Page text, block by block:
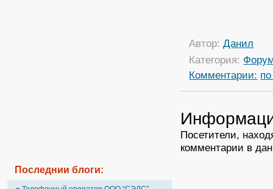
Последнии блоги:
Автор:Данил
Категория:
Комментарии:
Посетители,
комментарии в